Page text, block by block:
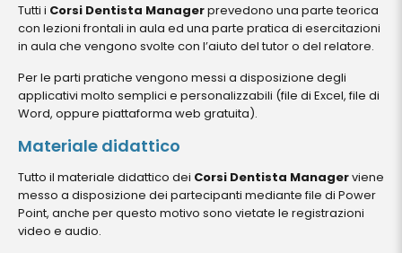
Tutti i Corsi Dentista Managerprevedono una parte teorica
con lezioni frontali in aula ed una parte pratica di esercitazioni
in aula che vengono svolte con l’aiuto del tutor o del relatore.
Per le parti pratiche vengono messi a disposizione degli
applicativi molto semplici e personalizzabili (file di Excel, file di
Word, oppure piattaforma web gratuita).
Materiale didattico
Tutto il materiale didattico dei Corsi Dentista Managerviene
messo a disposizione dei partecipanti mediante file di Power
Point, anche per questo motivo sono vietate le registrazioni
video e audio.